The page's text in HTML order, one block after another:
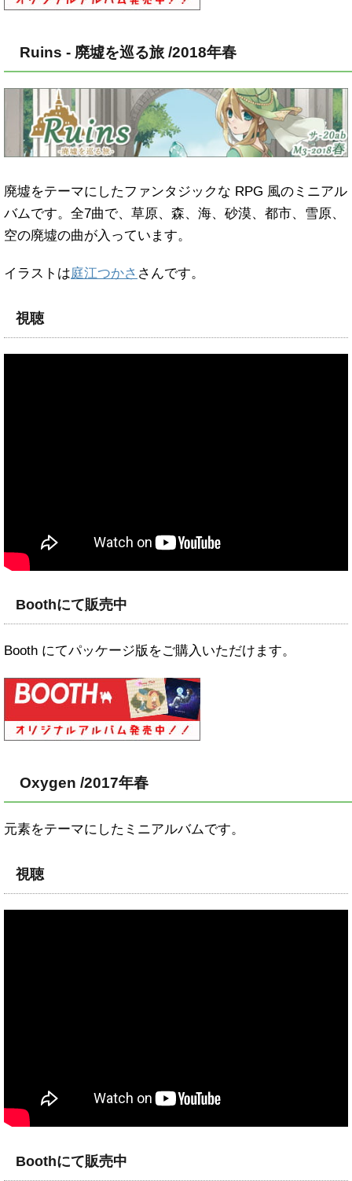
Ruins - 廃墟を巡る旅 /2018年春
廃墟をテーマにしたファンタジックな RPG 風のミニアル
バムです。全7曲で、草原、森、海、砂漠、都市、雪原、
空の廃墟の曲が入っています。
イラストは庭江つかさ さんです。
視聴
Boothにて販売中
Booth にてパッケージ版をご購入いただけます。
Oxygen /2017年春
元素をテーマにしたミニアルバムです。
視聴
Boothにて販売中